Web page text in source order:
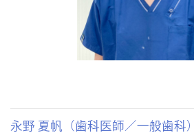
永野 夏帆（歯科医師／一般歯科）